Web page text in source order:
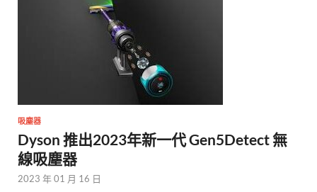
吸塵器
Dyson 推出2023年新一代 Gen5Detect 無
線吸塵器
2023 年 01 月 16 日